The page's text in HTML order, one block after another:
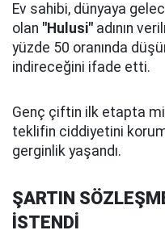
Ev sahibi, dünyaya
olan "Hulusi" adının
yüzde 50 oranında
indireceğini ifade etti.
Genç çiftin ilk etapta
teklifin ciddiyetini
gerginlik yaşandı.
ŞARTIN
İSTENDİ